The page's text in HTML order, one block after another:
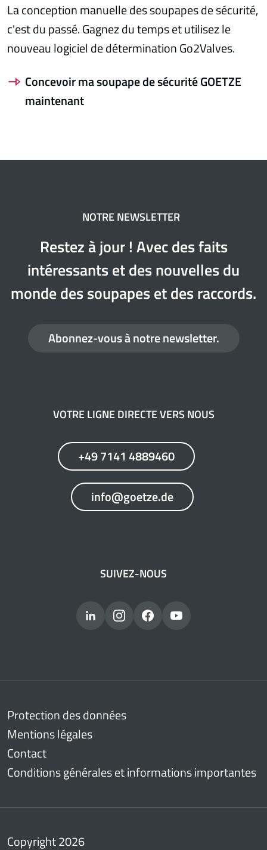
La conception manuelle des soupapes de sécurité,
c'est du passé. Gagnez du temps et utilisez le
nouveau logiciel de détermination Go2Valves.
Concevoir ma soupape de sécurité GOETZE
maintenant
NOTRE NEWSLETTER
Restez à jour ! Avec des faits
intéressants et des nouvelles du
monde des soupapes et des raccords.
Abonnez-vous à notre newsletter.
VOTRE LIGNE DIRECTE VERS NOUS
+49 7141 4889460
info@goetze.de
SUIVEZ-NOUS
Protection des données
Mentions légales
Contact
Conditions générales et informations importantes
Copyright 2026